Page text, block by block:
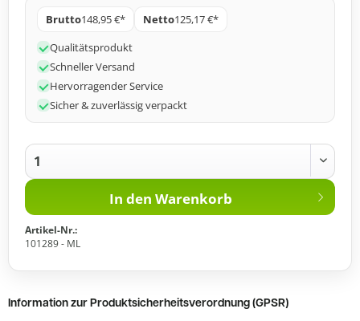
Brutto148,95 €* Netto125,17 €*
Qualitätsprodukt
Schneller Versand
Hervorragender Service
Sicher & zuverlässig verpackt
In den Warenkorb
Artikel-Nr.:
101289 - ML
Information zur Produktsicherheitsverordnung (GPSR)